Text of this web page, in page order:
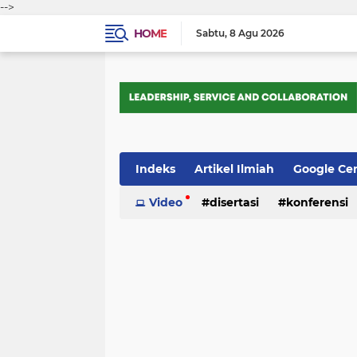
-->
HOME
Sabtu 8 Agu 2026
Indeks Artikel Ilmiah Google
Tips Trik Webometrics
Video disertasi konferensi